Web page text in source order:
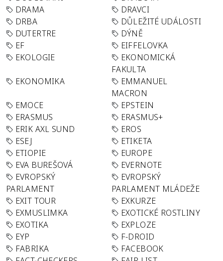
DRAMA
DRAVCI
DRBA
DŮLEŽITÉ UDÁLOSTI
DUTERTRE
DÝNĚ
EF
EIFFELOVKA
EKOLOGIE
EKONOMICKÁ
FAKULTA
EKONOMIKA
EMMANUEL
MACRON
EMOCE
EPSTEIN
ERASMUS
ERASMUS+
ERIK AXL SUND
EROS
ESEJ
ETIKETA
ETIOPIE
EUROPE
EVA BUREŠOVÁ
EVERNOTE
EVROPSKÝ
PARLAMENT
EVROPSKÝ
PARLAMENT MLÁDEŽE
EXIT TOUR
EXKURZE
EXMUSLIMKA
EXOTICKÉ ROSTLINY
EXOTIKA
EXPLOZE
EYP
F-DROID
FABRIKA
FACEBOOK